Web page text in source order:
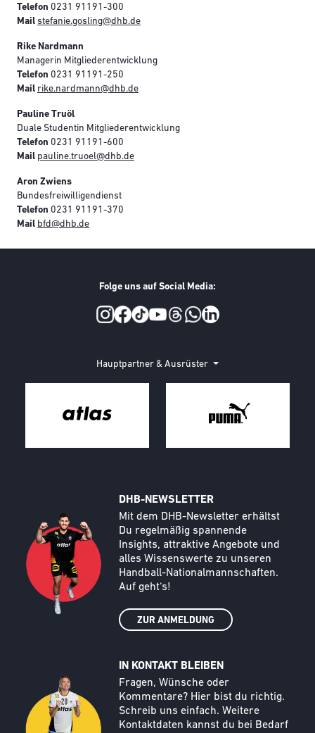
Telefon 0231 91191-300
Mail stefanie.gosling@dhb.de
Rike Nardmann
Managerin Mitgliederentwicklung
Telefon 0231 91191-250
Mail rike.nardmann@dhb.de
Pauline Truöl
Duale Studentin Mitgliederentwicklung
Telefon 0231 91191-600
Mail pauline.truoel@dhb.de
Aron Zwiens
Bundesfreiwilligendienst
Telefon 0231 91191-370
Mail bfd@dhb.de
Folge uns auf Social Media:
Hauptpartner & Ausrüster
DHB-NEWSLETTER
Text
Mit dem DHB-Newsletter erhältst
Du regelmäßig spannende
Insights, attraktive Angebote und
alles Wissenswerte zu unseren
Handball-Nationalmannschaften.
Auf geht‘s!
ZUR ANMELDUNG
Call to action image
IN KONTAKT BLEIBEN
Text
Fragen, Wünsche oder
Kommentare? Hier bist du richtig.
Schreib uns einfach. Weitere
Kontaktdaten kannst du bei Bedarf